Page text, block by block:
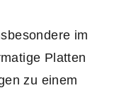
im
Platten
zu einem